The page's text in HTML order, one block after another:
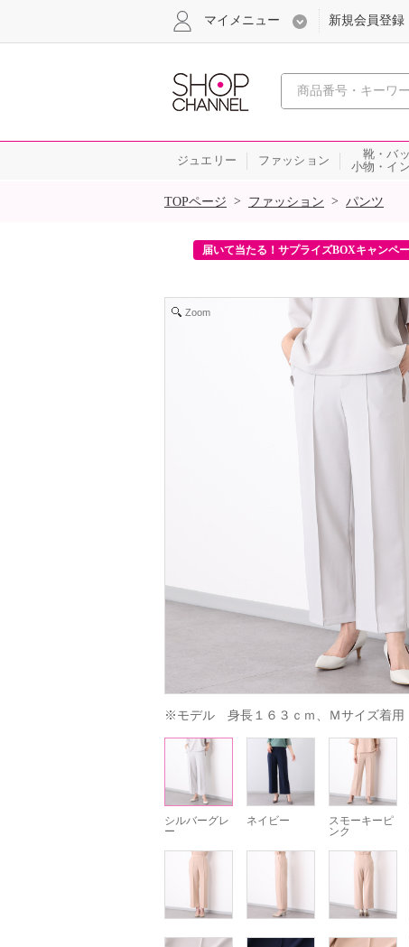
心おどる、瞬
マイメニュー 新規会員登録
ジュエリー ファッション
靴・バ
小物・イ
SALE
TOPページ > ファッション > パンツ
届いて当たる！サプライズBOXキャンペ
Zoom
※モデル　身長１６３ｃｍ、Ｍサイズ着用
シルバーグレ
ー
ネイビー
スモーキーピ
ンク